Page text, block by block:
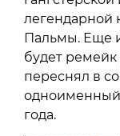
легендарной
Пальмы. Еще
будет
переснял в
одноименный
года.